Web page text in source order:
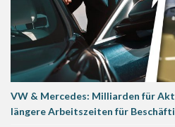
VW & Mercedes: Milliarden für
längere Arbeitszeiten für